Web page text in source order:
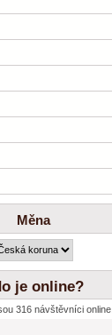
Měna
je online?
316 návštěvníci online.